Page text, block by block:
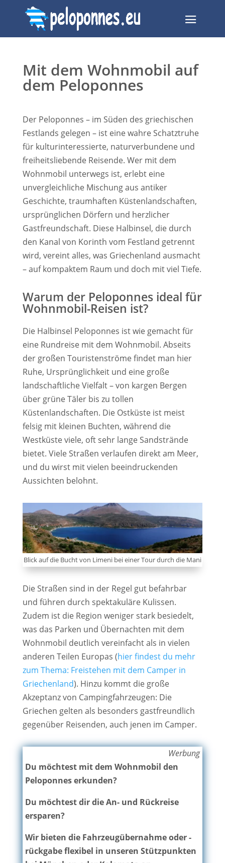
Mit dem Wohnmobil auf
dem Peloponnes
Der Peloponnes – im Süden des griechischen
Festlands gelegen – ist eine wahre Schatztruhe
für kulturinteressierte, naturverbundene und
freiheitsliebende Reisende. Wer mit dem
Wohnmobil unterwegs ist, erlebt eine
unvergleichliche Mischung aus antiker
Geschichte, traumhaften Küstenlandschaften,
ursprünglichen Dörfern und herzlicher
Gastfreundschaft. Diese Halbinsel, die durch
den Kanal von Korinth vom Festland getrennt
wird, vereint alles, was Griechenland ausmacht
– auf kompaktem Raum und doch mit viel Tiefe.
Warum der Peloponnes ideal für
Wohnmobil-Reisen ist?
Die Halbinsel Peloponnes ist wie gemacht für
eine Rundreise mit dem Wohnmobil. Abseits
der großen Touristenströme findet man hier
Ruhe, Ursprünglichkeit und eine große
landschaftliche Vielfalt – von kargen Bergen
über grüne Täler bis zu tollen
Küstenlandschaften. Die Ostküste ist meist
felsig mit kleinen Buchten, während die
Westküste viele, oft sehr lange Sandstrände
bietet. Viele Straßen verlaufen direkt am Meer,
und du wirst mit vielen beeindruckenden
Aussichten belohnt.
Blick auf die Bucht von Limeni bei einer Tour durch die Mani
Die Straßen sind in der Regel gut befahrbar
und führen durch spektakuläre Kulissen.
Zudem ist die Region weniger stark besiedelt,
was das Parken und Übernachten mit dem
Wohnmobil deutlich vereinfacht als in vielen
anderen Teilen Europas (hier findest du mehr
zum Thema: Freistehen mit dem Camper in
Griechenland). Hinzu kommt die große
Akzeptanz von Campingfahrzeugen: Die
Griechen gelten als besonders gastfreundlich
gegenüber Reisenden, auch jenen im Camper.
Werbung
Du möchtest mit dem Wohnmobil den
Peloponnes erkunden?
Du möchtest dir die An- und Rückreise
ersparen?
Wir bieten die Fahrzeugübernahme oder -
rückgabe flexibel in unseren Stützpunkten